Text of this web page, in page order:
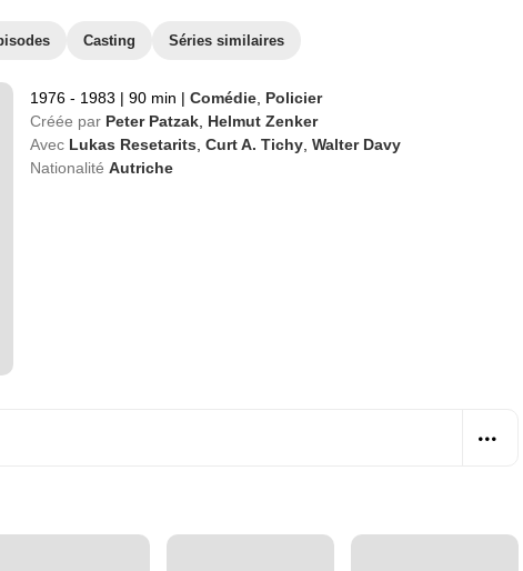
Casting Séries similaires
1976 - 1983 | 90 min | Comédie Policier
Créée par Peter Patzak Helmut Zenker
Avec Lukas Resetarits Curt A. Tichy Walter Davy
Nationalité Autriche